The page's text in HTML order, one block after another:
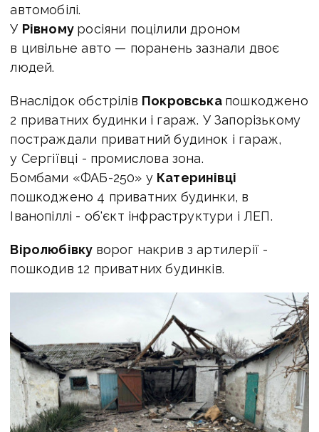
автомобілі.
У Рівному росіяни поцілили дроном
в цивільне авто — поранень зазнали двоє
людей.
Внаслідок обстрілів Покровська пошкоджено
2 приватних будинки і гараж. У Запорізькому
постраждали приватний будинок і гараж,
у Сергіївці - промислова зона.
Бомбами «ФАБ-250» у Катеринівці
пошкоджено 4 приватних будинки, в
Іванопіллі - об'єкт інфраструктури і ЛЕП.
Віролюбівку ворог накрив з артилерії -
пошкодив 12 приватних будинків.